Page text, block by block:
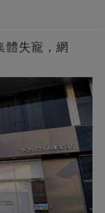
體失寵，網